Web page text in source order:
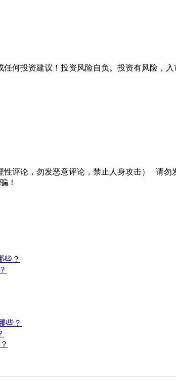
何投资建议！投资风险自负。投资有风险，入
评论，勿发恶意评论，禁止人身攻击） 请勿
！
些？
些？